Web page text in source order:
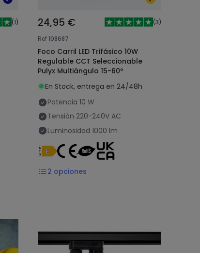
(1)
24,95 € (3)
Ref108687
Foco Carril LED Trifásico 10W
Regulable CCT Seleccionable
Pulyx Multiángulo 15-60º
En Stock, entrega en 24/48h
Potencia 10 W
Tensión 220-240V AC
Luminosidad 1000 lm
2 opciones